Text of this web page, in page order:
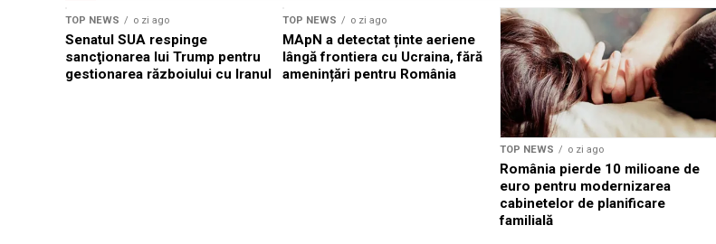
TOP NEWS o zi ago
Senatul SUA respinge
sancţionarea lui Trump pentru
gestionarea războiului cu Iranul
TOP NEWS o zi ago
MApN a detectat ținte aeriene
lângă frontiera cu Ucraina, fără
amenințări pentru România
TOP NEWS o zi ago
România pierde 10 milioane de
euro pentru modernizarea
cabinetelor de planificare
familială